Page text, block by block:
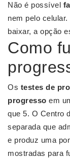
Não é possível
nem pelo
baixar, a opção
Como
Os testes de
progresso em
que 5. O Centro
separada que
e produz uma
mostradas para